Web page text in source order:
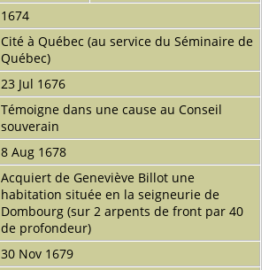
1674
Cité à Québec (au service du Séminaire de
Québec)
23 Jul 1676
Témoigne dans une cause au Conseil
souverain
8 Aug 1678
Acquiert de Geneviève Billot une
habitation située en la seigneurie de
Dombourg (sur 2 arpents de front par 40
de profondeur)
30 Nov 1679